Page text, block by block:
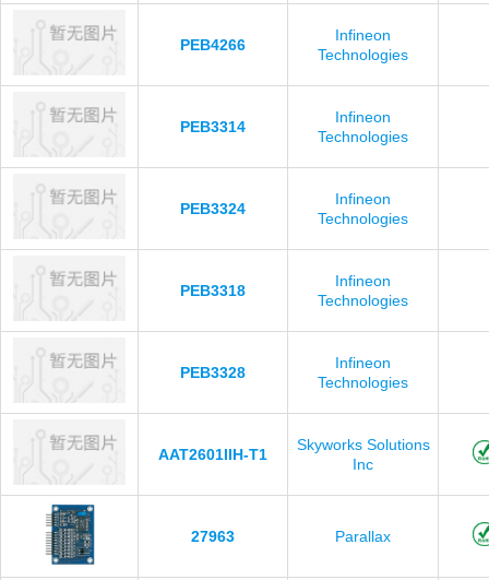
PEB4266
Infineon
Technologies
PEB3314
Infineon
Technologies
PEB3324
Infineon
Technologies
PEB3318
Infineon
Technologies
PEB3328
Infineon
Technologies
AAT2601IIH-T1
Skyworks Solutions
Inc
27963 Parallax